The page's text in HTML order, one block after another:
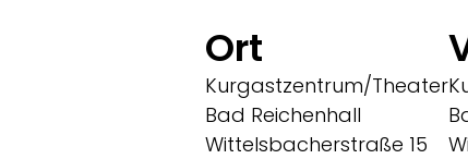
Ort
Kurgastzentrum/Theater
Bad Reichenhall
Wittelsbacherstraße 15